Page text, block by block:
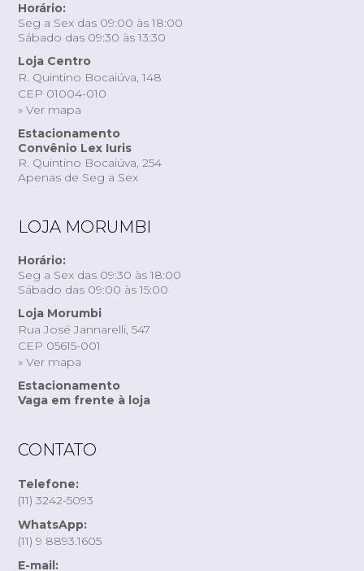
Horário:
Seg a Sex das 09:00 às 18:00
Sábado das 09:30 às 13:30
Loja Centro
R. Quintino Bocaiúva, 148
CEP 01004-010
» Ver mapa
Estacionamento
Convênio Lex Iuris
R. Quintino Bocaiúva, 254
Apenas de Seg a Sex
LOJA MORUMBI
Horário:
Seg a Sex das 09:30 às 18:00
Sábado das 09:00 às 15:00
Loja Morumbi
Rua José Jannarelli, 547
CEP 05615-001
» Ver mapa
Estacionamento
Vaga em frente à loja
CONTATO
Telefone:
(11) 3242-5093
WhatsApp:
(11) 9 8893.1605
E-mail: